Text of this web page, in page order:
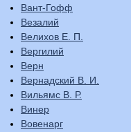
Вант-Гофф
Везалий
Велихов Е. П.
Вергилий
Верн
Вернадский В. И.
Вильямс В. Р.
Винер
Вовенарг